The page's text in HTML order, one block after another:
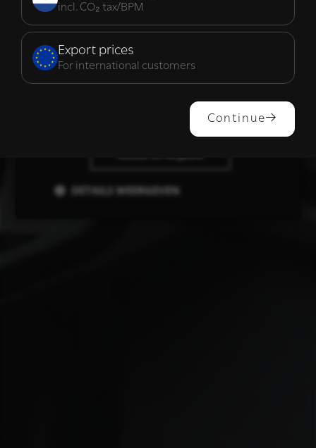
incl. CO₂ tax/BPM
Export prices
For international customers
Continue
ALLES ACCEPTEREN
DETAILS WEERGEVEN